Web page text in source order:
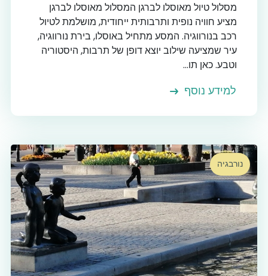
מסלול טיול מאוסלו לברגן המסלול מאוסלו לברגן
מציע חוויה נופית ותרבותית ייחודית, מושלמת לטיול
רכב בנורווגיה. המסע מתחיל באוסלו, בירת נורווגיה,
עיר שמציעה שילוב יוצא דופן של תרבות, היסטוריה
וטבע. כאן תו...
למידע נוסף
נורבגיה